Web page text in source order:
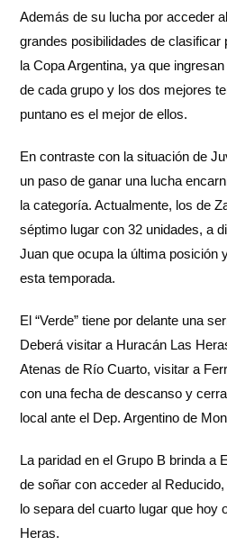
Además de su lucha por acceder
grandes posibilidades de clasificar
la Copa Argentina, ya que
de cada grupo y los dos mejores
puntano es el mejor de ellos.
En contraste con la situación de
un paso de ganar una lucha
la categoría. Actualmente, los de
séptimo lugar con 32 unidades, a
Juan que ocupa la última posición
esta temporada.
El “Verde” tiene por delante una
Deberá visitar a Huracán Las
Atenas de Río Cuarto, visitar a
con una fecha de descanso y
local ante el Dep. Argentino de
La paridad en el Grupo B brinda a
de soñar con acceder al
lo separa del cuarto lugar que hoy
Heras.